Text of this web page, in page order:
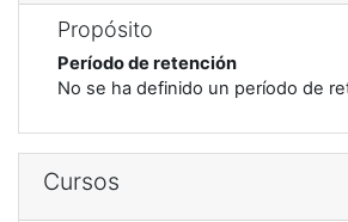
Propósito
Período de retención
No se ha definido un período de
Cursos